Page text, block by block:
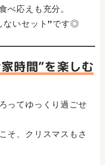
べ応えも充分。
ないセット”です◎
時間”を楽しむ
ってゆっくり過ごせ
そ、クリスマスもさ